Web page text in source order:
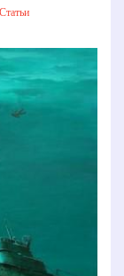
Статьи